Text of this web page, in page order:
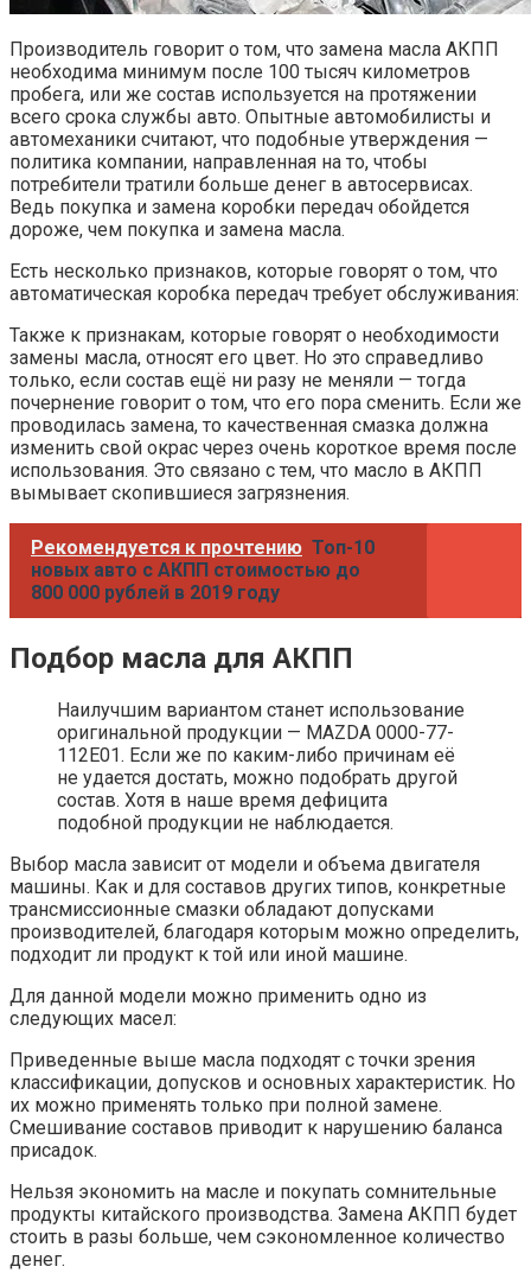
Производитель говорит о том, что замена масла АКПП
необходима минимум после 100 тысяч километров
пробега, или же состав используется на протяжении
всего срока службы авто. Опытные автомобилисты и
автомеханики считают, что подобные утверждения —
политика компании, направленная на то, чтобы
потребители тратили больше денег в автосервисах.
Ведь покупка и замена коробки передач обойдется
дороже, чем покупка и замена масла.
Есть несколько признаков, которые говорят о том, что
автоматическая коробка передач требует обслуживания:
Также к признакам, которые говорят о необходимости
замены масла, относят его цвет. Но это справедливо
только, если состав ещё ни разу не меняли — тогда
почернение говорит о том, что его пора сменить. Если же
проводилась замена, то качественная смазка должна
изменить свой окрас через очень короткое время после
использования. Это связано с тем, что масло в АКПП
вымывает скопившиеся загрязнения.
Рекомендуется к прочтению Топ-10
новых авто с АКПП стоимостью до
800 000 рублей в 2019 году
Подбор масла для АКПП
Наилучшим вариантом станет использование
оригинальной продукции — MAZDA 0000-77-
112E01. Если же по каким-либо причинам её
не удается достать, можно подобрать другой
состав. Хотя в наше время дефицита
подобной продукции не наблюдается.
Выбор масла зависит от модели и объема двигателя
машины. Как и для составов других типов, конкретные
трансмиссионные смазки обладают допусками
производителей, благодаря которым можно определить,
подходит ли продукт к той или иной машине.
Для данной модели можно применить одно из
следующих масел:
Приведенные выше масла подходят с точки зрения
классификации, допусков и основных характеристик. Но
их можно применять только при полной замене.
Смешивание составов приводит к нарушению баланса
присадок.
Нельзя экономить на масле и покупать сомнительные
продукты китайского производства. Замена АКПП будет
стоить в разы больше, чем сэкономленное количество
денег.